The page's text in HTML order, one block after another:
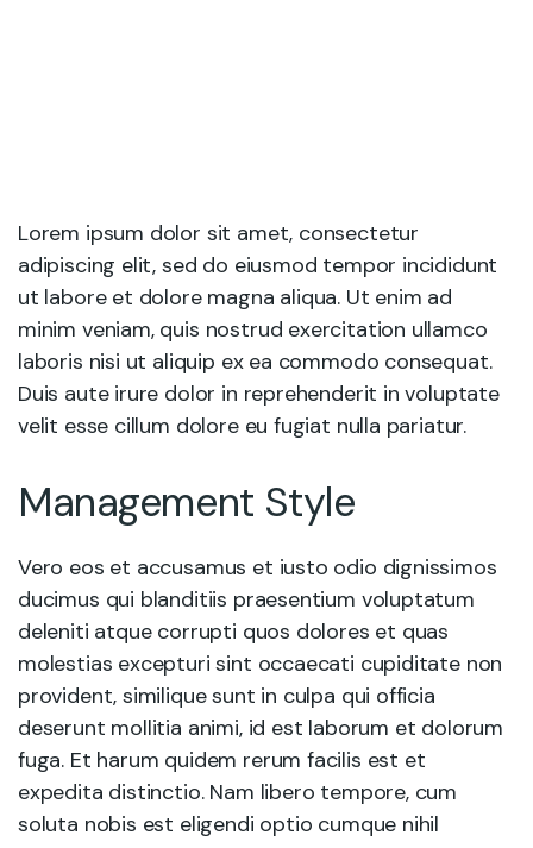
Lorem ipsum dolor sit amet, consectetur
adipiscing elit, sed do eiusmod tempor incididunt
ut labore et dolore magna aliqua. Ut enim ad
minim veniam, quis nostrud exercitation ullamco
laboris nisi ut aliquip ex ea commodo consequat.
Duis aute irure dolor in reprehenderit in voluptate
velit esse cillum dolore eu fugiat nulla pariatur.
Management Style
Vero eos et accusamus et iusto odio dignissimos
ducimus qui blanditiis praesentium voluptatum
deleniti atque corrupti quos dolores et quas
molestias excepturi sint occaecati cupiditate non
provident, similique sunt in culpa qui officia
deserunt mollitia animi, id est laborum et dolorum
fuga. Et harum quidem rerum facilis est et
expedita distinctio. Nam libero tempore, cum
soluta nobis est eligendi optio cumque nihil